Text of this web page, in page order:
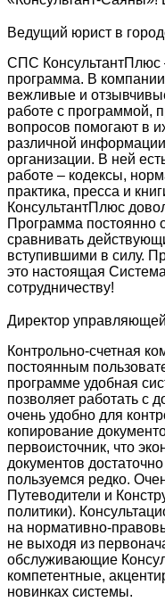
Ведущий юрист в
СПС КонсультантПлюс
программа. В
вежливые и
работе с программой,
вопросов помогают в
различной
организации. В ней
работе – кодексы,
практика, пресса и
КонсультантПлюс
Программа постоянно
сравнивать
вступившими в силу.
это настоящая
сотрудничеству!
Директор
Контрольно-счетная
постоянным
программе удобная
позволяет работать с
очень удобно для
копирование
первоисточник, что
документов
пользуемся редко.
Путеводители и
политики).
на нормативно-
не выходя из
обслуживающие
компетентные,
новинках системы.